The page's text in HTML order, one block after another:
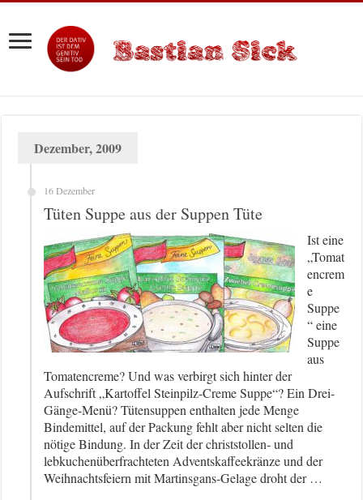
Dezember, 2009
16 Dezember
Tüten Suppe aus der Suppen Tüte
Ist eine
„Tomat
encrem
e
Suppe
“ eine
Suppe
aus
Tomatencreme? Und was verbirgt sich hinter der
Aufschrift „Kartoffel Steinpilz-Creme Suppe“? Ein Drei-
Gänge-Menü? Tütensuppen enthalten jede Menge
Bindemittel, auf der Packung fehlt aber nicht selten die
nötige Bindung. In der Zeit der christstollen- und
lebkuchenüberfrachteten Adventskaffeekränze und der
Weihnachtsfeiern mit Martinsgans-Gelage droht der …